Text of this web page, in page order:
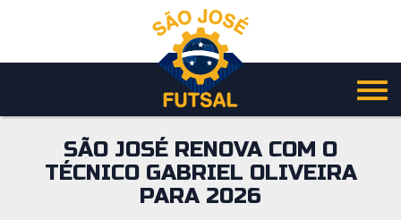
o
SÃO JOSÉ RENOVA COM O
TÉCNICO GABRIEL OLIVEIRA
PARA 2026